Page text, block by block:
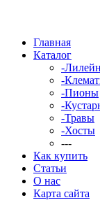
Главная
Каталог
-
-
-Пионы
-
-Травы
-Хосты
---
Как купить
Статьи
О нас
Карта сайта